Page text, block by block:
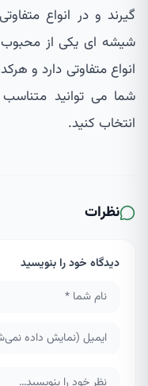
گیرند و در انواع
شیشه ای یکی از
انواع متفاوتی دارد و
شما می توانید متناسب
انتخاب کنید.
نظرات
دیدگاه خود را بنویسید